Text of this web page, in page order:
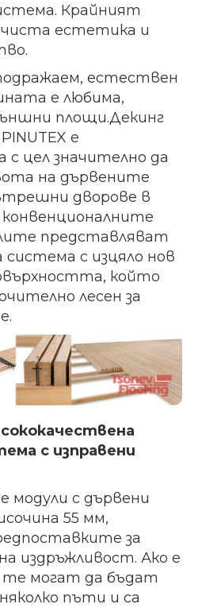
Крайният
естетика и
естествен
е любима,
площи.Декинг
е
с цел значително да
на дървените
дворове в
конвенционалните
представляват
с изцяло нов
който
лесен за
с изправени
модули с дървени
55 мм,
за
издръжливост. Ако е
те могат да бъдат
пъти и са